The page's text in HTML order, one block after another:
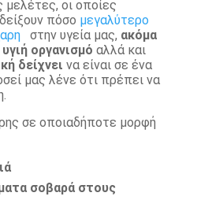
οι οποίες
πόσο μεγαλύτερο
στην υγεία μας, ακόμα
οργανισμό αλλά και
δείχνει να είναι σε ένα
μας λένε ότι πρέπει να
σε οποιαδήποτε μορφή
σοβαρά στους